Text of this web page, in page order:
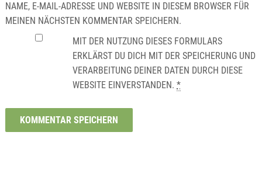
NAME, E-MAIL-ADRESSE UND WEBSITE IN DIESEM BROWSER FÜR
MEINEN NÄCHSTEN KOMMENTAR SPEICHERN.
MIT DER NUTZUNG DIESES FORMULARS
ERKLÄRST DU DICH MIT DER SPEICHERUNG UND
VERARBEITUNG DEINER DATEN DURCH DIESE
WEBSITE EINVERSTANDEN.*